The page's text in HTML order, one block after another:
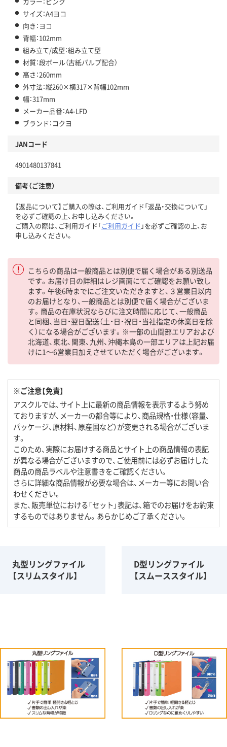
サイズ：A4ヨコ
向き：ヨコ
背幅：102mm
組み立て/成型：組み立て型
材質：段ボール（古紙パルプ配合）
高さ：260mm
外寸法：縦260×横317×背幅102mm
幅：317mm
メーカー品番：A4-LFD
ブランド：コクヨ
JANコード
4901480137841
備考（ご注意）
【返品について】ご購入の際は、ご利用ガイド「返品・交換について」
を必ずご確認の上、お申し込みください。
ご購入の際は、ご利用ガイド「ご利用ガイド 」を必ずご確認の上、お
申し込みください。
こちらの商品は一般商品とは別便で届く場合がある別送品
です。お届け日の詳細はレジ画面にてご確認をお願い致し
ます。午後6時までにご注文いただきますと、３営業日以内
のお届けとなり、一般商品とは別便で届く場合がございま
す。商品の在庫状況ならびに注文時間に応じて、一般商品
と同梱、当日・翌日配送（土・日・祝日・当社指定の休業日を除
く）になる場合がございます。※一部の山間部エリアおよび
北海道、東北、関東、九州、沖縄本島の一部エリアは上記お届
けに1～6営業日加えさせていただく場合がございます。
※ご注意【免責】
アスクルでは、サイト上に最新の商品情報を表示するよう努め
ておりますが、メーカーの都合等により、商品規格・仕様（容量、
パッケージ、原材料、原産国など）が変更される場合がございま
す。
このため、実際にお届けする商品とサイト上の商品情報の表記
が異なる場合がございますので、ご使用前には必ずお届けした
商品の商品ラベルや注意書きをご確認ください。
さらに詳細な商品情報が必要な場合は、メーカー等にお問い合
わせください。
また、販売単位における「セット」表記は、箱でのお届けをお約束
するものではありません。あらかじめご了承ください。
丸型リングファイル
【スリムスタイル】
D型リングファイル
【スムーススタイル】